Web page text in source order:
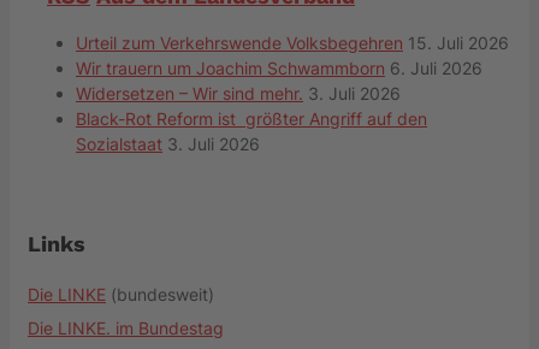
Urteil zum Verkehrswende Volksbegehren 15. Juli 2026
Wir trauern um Joachim Schwammborn 6. Juli 2026
Widersetzen – Wir sind mehr. 3. Juli 2026
Black-Rot Reform ist größter Angriff auf den
Sozialstaat 3. Juli 2026
Links
Die LINKE (bundesweit)
Die LINKE. im Bundestag